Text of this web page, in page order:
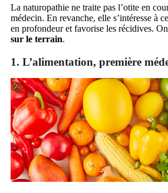
La naturopathie ne traite pas l’otite en
médecin. En revanche, elle s’intéresse à
en profondeur et favorise les récidives.
sur le terrain.
1. L’alimentation, première